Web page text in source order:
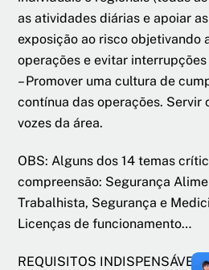
as atividades diárias e apoiar
exposição ao risco objetivando
operações e evitar
– Promover uma cultura de
contínua das operações.
vozes da área.
OBS: Alguns dos 14 temas
compreensão: Segurança
Trabalhista, Segurança e
Licenças de funcionamento…
REQUISITOS